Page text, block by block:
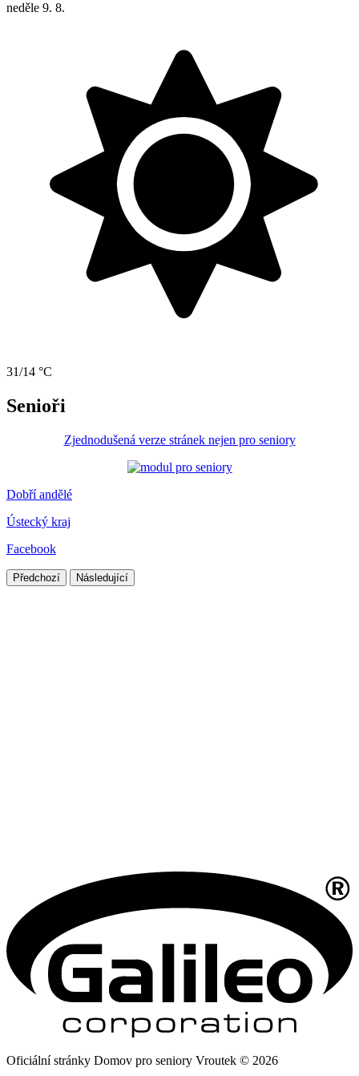
neděle 9. 8.
31/14 °C
Senioři
Zjednodušená verze stránek nejen pro seniory
Dobří andělé
Ústecký kraj
Facebook
Předchozí Následující
Oficiální stránky Domov pro seniory Vroutek © 2026